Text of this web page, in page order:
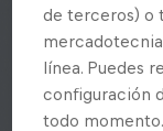
de terceros) o
línea. Puedes
configuración
todo